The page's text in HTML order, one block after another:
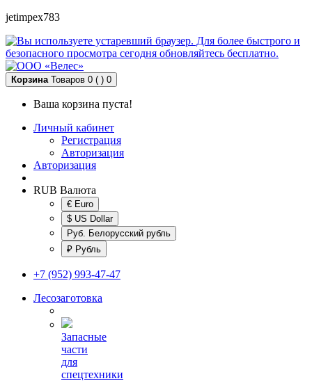
jetimpex783
Корзина Товаров 0 ( ) 0
Ваша корзина пуста!
Личный кабинет
Регистрация
Авторизация
Авторизация
RUB Валюта
€ Euro
$ US Dollar
Руб. Белорусский рубль
₽ Рубль
+7 (952) 993-47-47
Лесозаготовка
Запасные
части
для
спецтехники